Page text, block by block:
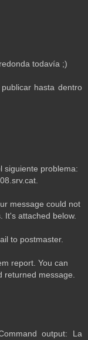
todavía ;)
hasta dentro
siguiente problema:
message could not
It's attached below.
to postmaster.
report. You can
message.
output: La